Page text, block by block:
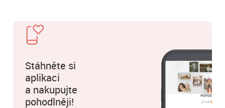
Stáhněte si
aplikaci
a nakupujte
pohodlněji!